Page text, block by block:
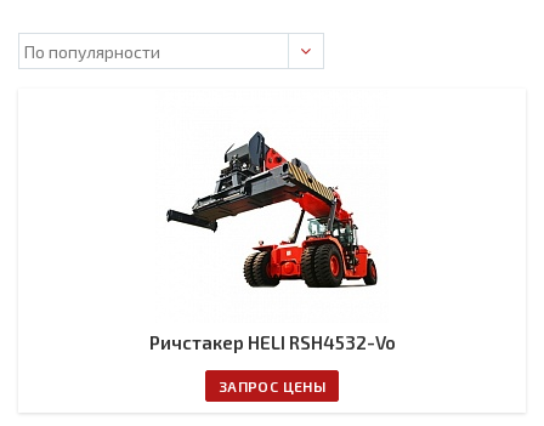
Ричстакер HELI RSH4532-Vo
ЗАПРОС ЦЕНЫ